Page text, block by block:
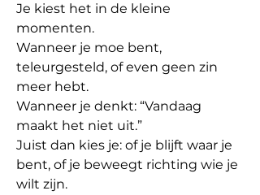
Je kiest het in de kleine
momenten.
Wanneer je moe bent,
teleurgesteld, of even geen zin
meer hebt.
Wanneer je denkt: “Vandaag
maakt het niet uit.”
Juist dan kies je: of je blijft waar je
bent, of je beweegt richting wie je
wilt zijn.